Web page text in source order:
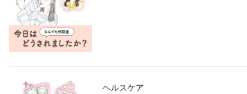
ヘルスケア